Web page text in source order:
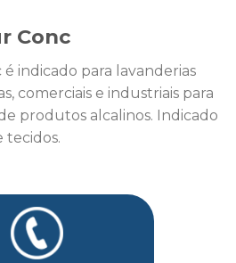
Conc
indicado para lavanderias
comerciais e industriais para
produtos alcalinos. Indicado
tecidos.